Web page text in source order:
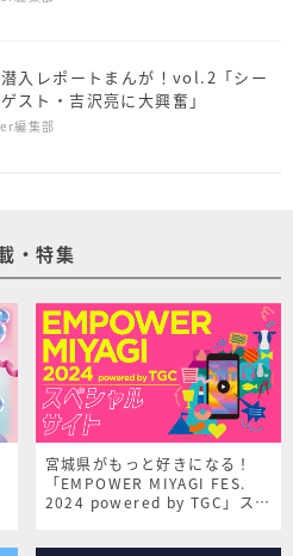
入レポートまんが！vol.2「シー
スト・吉沢亮に大興奮」
編集部
・特集
宮城県がもっと好きになる！
「EMPOWER MIYAGI FES.
2024 powered by TGC」スペ